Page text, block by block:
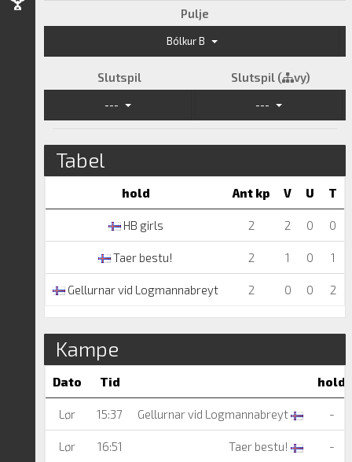
Pulje
Bólkur B
Slutspil Slutspil ( vy)
--- ---
Tabel
hold Ant kp V U T
HB girls 2 2 0 0
Taer bestu! 2 1 0 1
Gellurnar vid Logmannabreyt 2 0 0 2
Kampe
Dato Tid hold
Lør 15:37 Gellurnar vid Logmannabreyt -
Lør 16:51 Taer bestu! -